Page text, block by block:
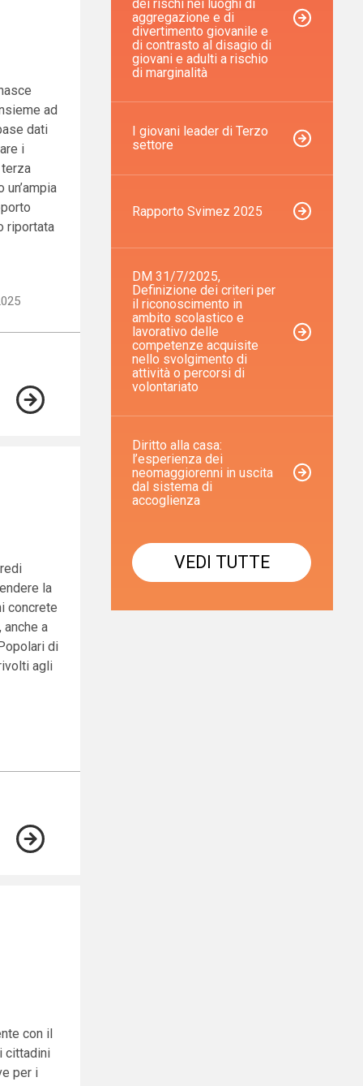
ad
dati
i
riportata
la
concrete
a
di
agli
con il
cittadini
per i
dei rischi nei luoghi di
aggregazione e di
divertimento giovanile e
di contrasto al disagio di
giovani e adulti a rischio
di marginalità
I giovani leader di Terzo
settore
Rapporto Svimez 2025
DM 31/7/2025,
Definizione dei criteri per
il riconoscimento in
ambito scolastico e
lavorativo delle
competenze acquisite
nello svolgimento di
attività o percorsi di
volontariato
Diritto alla casa:
l’esperienza dei
neomaggiorenni in uscita
dal sistema di
accoglienza
VEDI TUTTE